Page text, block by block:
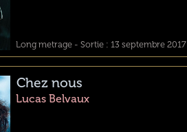
Long metrage - Sortie : 13 septembre 2017
Chez nous
Lucas Belvaux